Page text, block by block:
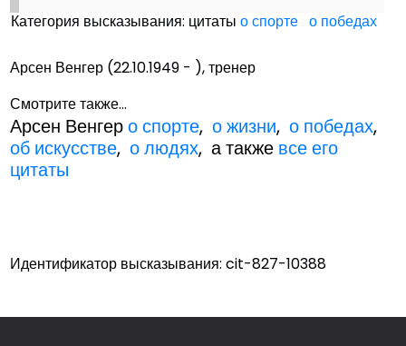
Категория высказывания: цитатыо спорте о победах
Арсен Венгер (22.10.1949 - ), тренер
Смотрите также...
Арсен Венгеро спорте,о жизни,о победах,
об искусстве,о людях, а также все его
цитаты
Идентификатор высказывания: cit-827-10388